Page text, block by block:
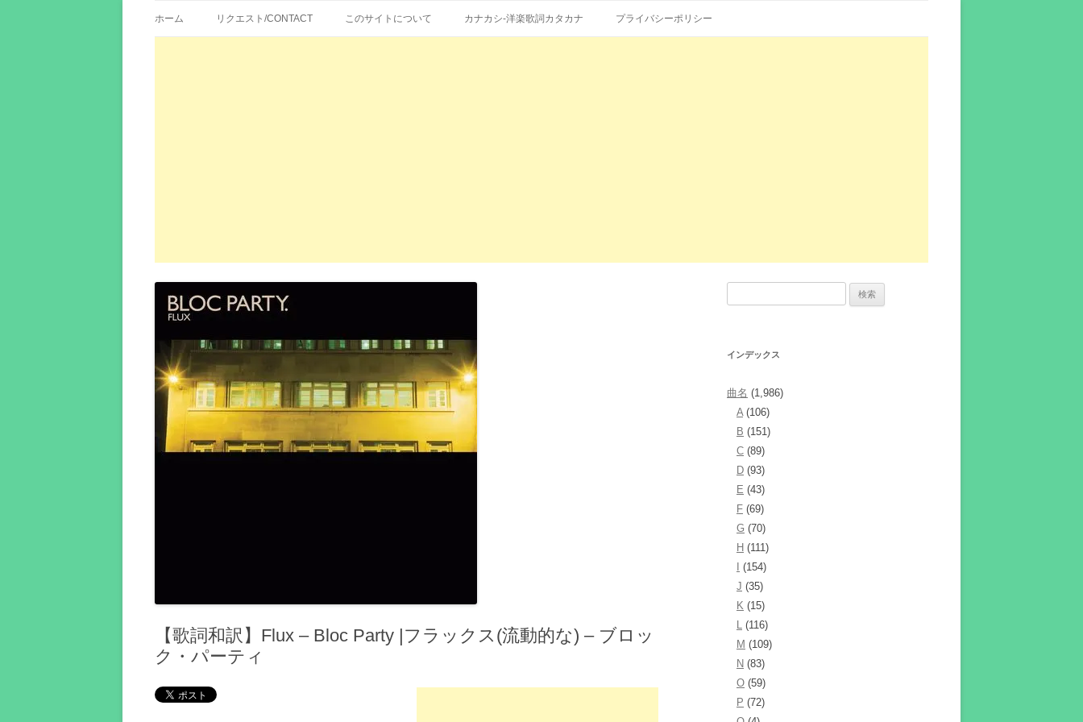
エイカシ | 洋楽歌詞の和訳、英語の意味、読み方
ン
ン
ホーム リクエスト/CONTACT このサイトについて カナカシ-洋楽歌詞カタカナ プライバシーポリシー
【歌詞和訳】Flux – Bloc Party |フラックス(流動的な) – ブロッ
ク・パーティ
インデックス
曲名 (1,986)
A(106)
B (151)
C (89)
D (93)
E (43)
F (69)
G (70)
H (111)
(154)
J (35)
K (15)
L (116)
M (109)
N (83)
O (59)
P (72)